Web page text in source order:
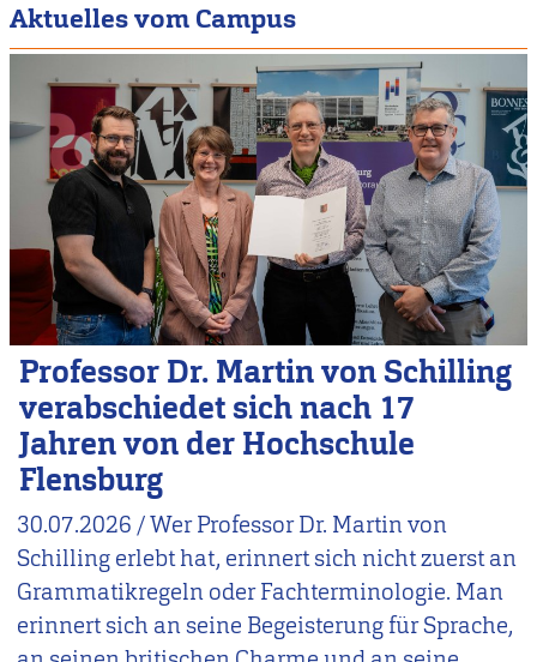
Aktuelles vom Campus
Professor Dr. Martin von Schilling
verabschiedet sich nach 17
Jahren von der Hochschule
Flensburg
30.07.2026 /Wer Professor Dr. Martin von
Schilling erlebt hat, erinnert sich nicht zuerst an
Grammatikregeln oder Fachterminologie. Man
erinnert sich an seine Begeisterung für Sprache,